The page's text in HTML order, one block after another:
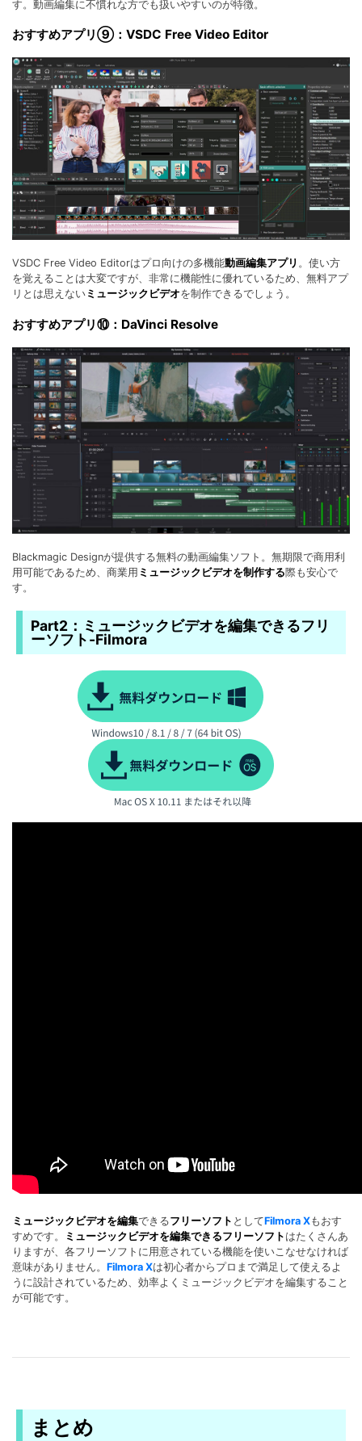
す。動画編集に不慣れな方でも扱いやすいのが特徴。
おすすめアプリ⑨：VSDC Free Video Editor
VSDC Free Video Editorはプロ向けの多機能動画編集アプリ 。使い方
を覚えることは大変ですが、非常に機能性に優れているため、無料アプ
リとは思えない ミュージックビデオを制作できるでしょう。
おすすめアプリ⑩：DaVinci Resolve
Blackmagic Designが提供する無料の動画編集ソフト。無期限で商用利
用可能であるため、商業用 ミュージックビデオを制作する際も安心で
す。
Part2：ミュージックビデオを編集できるフリ
ーソフト-Filmora
ミュージックビデオを編集できるフリーソフト としてFilmora Xもおす
すめです。
ミュージックビデオを編集できるフリーソフト はたくさんあ
りますが、各フリーソフトに用意されている機能を使いこなせなければ
意味がありません。 Filmora Xは初心者からプロまで満足して使えるよ
うに設計されているため、効率よくミュージックビデオを編集すること
が可能です。
まとめ